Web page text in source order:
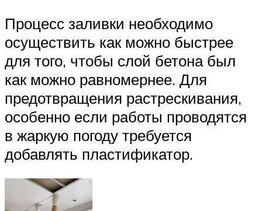
Процесс заливки необходимо
осуществить как можно быстрее
для того, чтобы слой бетона был
как можно равномернее. Для
предотвращения растрескивания,
особенно если работы проводятся
в жаркую погоду требуется
добавлять пластификатор.